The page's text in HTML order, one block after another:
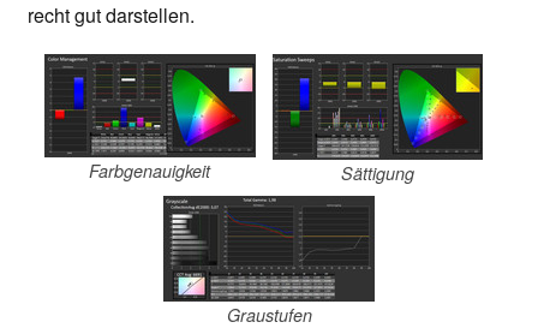
recht gut darstellen.
Farbgenauigkeit Sättigung
Graustufen